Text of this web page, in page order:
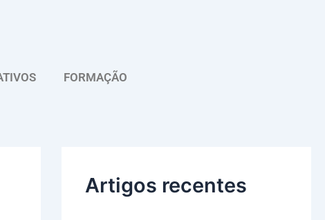
FORMAÇÃO
Artigos recentes
u